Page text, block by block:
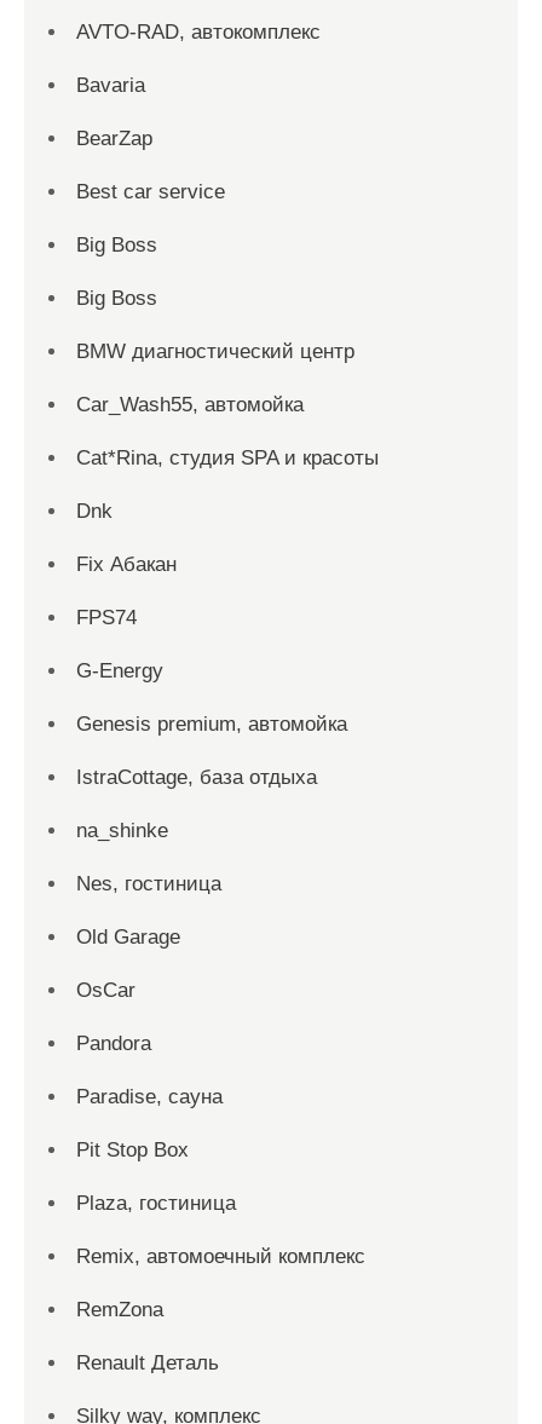
AVTO-RAD, автокомплекс
Bavaria
BearZap
Best car service
Big Boss
Big Boss
BMW диагностический центр
Car_Wash55, автомойка
Cat*Rina, студия SPA и красоты
Dnk
Fix Абакан
FPS74
G-Energy
Genesis premium, автомойка
IstraCottage, база отдыха
na_shinke
Nes, гостиница
Old Garage
OsCar
Pandora
Paradise, сауна
Pit Stop Box
Plaza, гостиница
Remix, автомоечный комплекс
RemZona
Renault Деталь
Silky way, комплекс